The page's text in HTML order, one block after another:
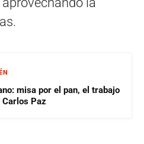
misa por el pan, el trabajo
Paz